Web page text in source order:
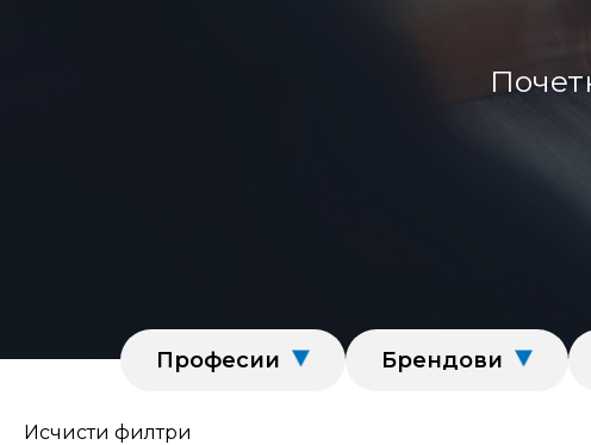
Професии Брендови
Исчисти филтри